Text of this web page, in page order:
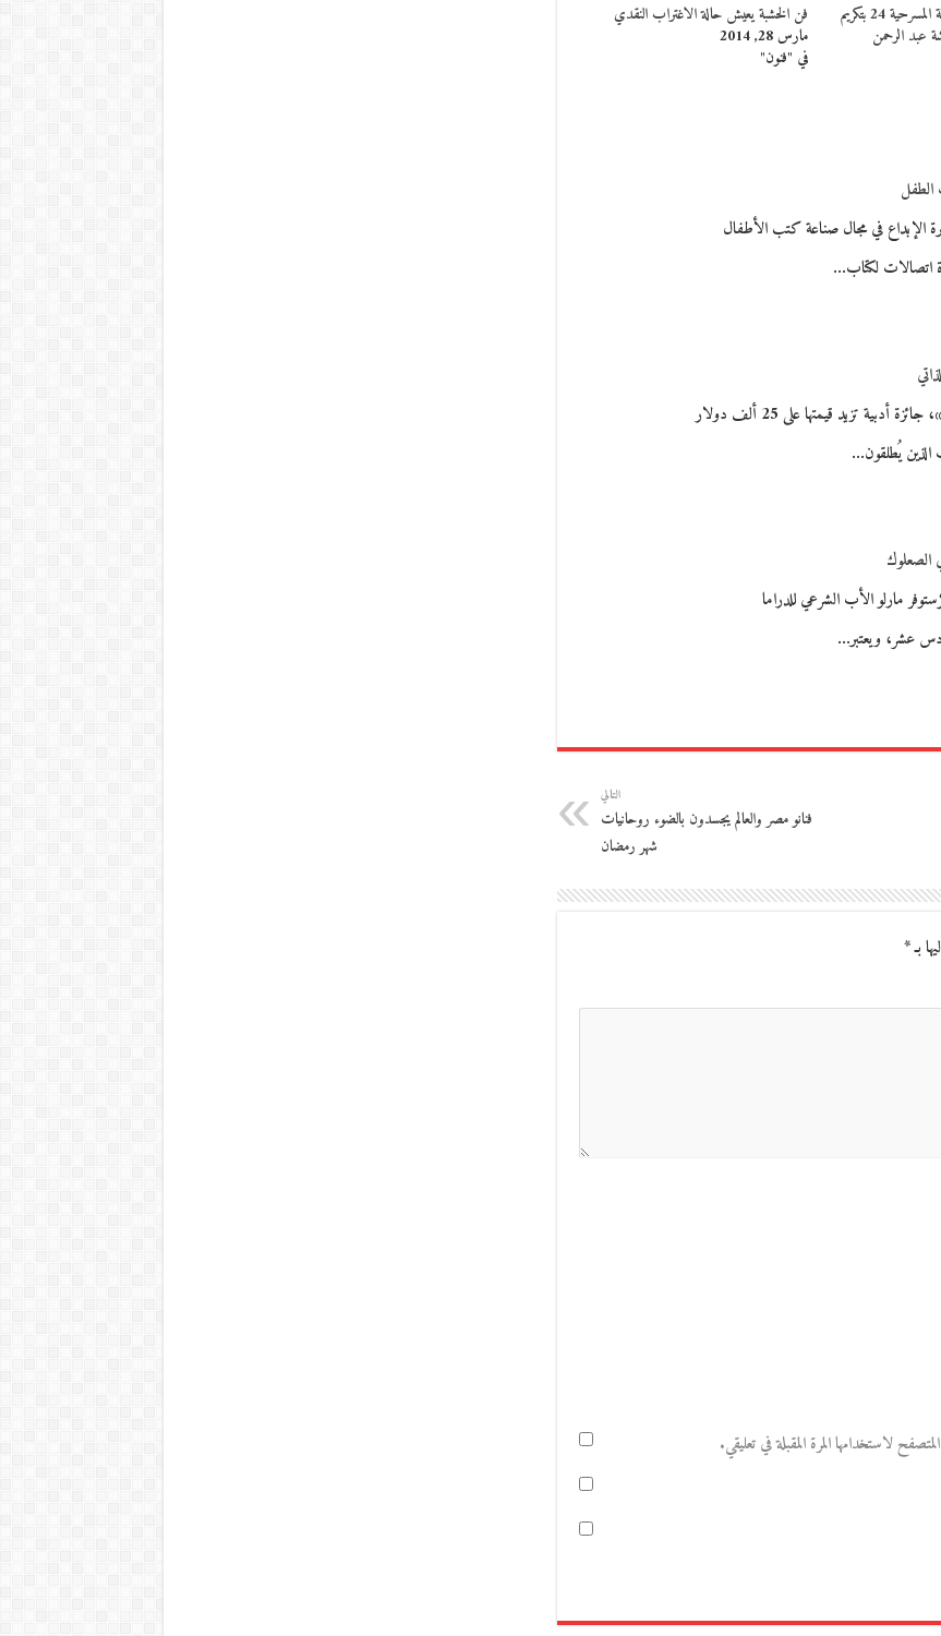
إنطلاق أيام الشارقة المسرحية 24 بتكريم
عبد الرحمن
فن الخشبة يعيش حالة الاغتراب النقدي
مارس 28, 2014
في "فنون"
الطفل
الإبداع في مجال صناعة كتب الأطفال
اتصالات لكتاب…
أعلنت شركة «أمازون»، جائزة أدبية تزيد قيمتها على 25 ألف دولار
الذين يُطلقون…
الصعلوك
مارلو الأب الشرعي للدراما
عشر، ويعتبر…
التالي
فنانو مصر والعالم يجسدون بالضوء روحانيات
شهر رمضان
بـ*
لاستخدامها المرة المقبلة في تعليقي.